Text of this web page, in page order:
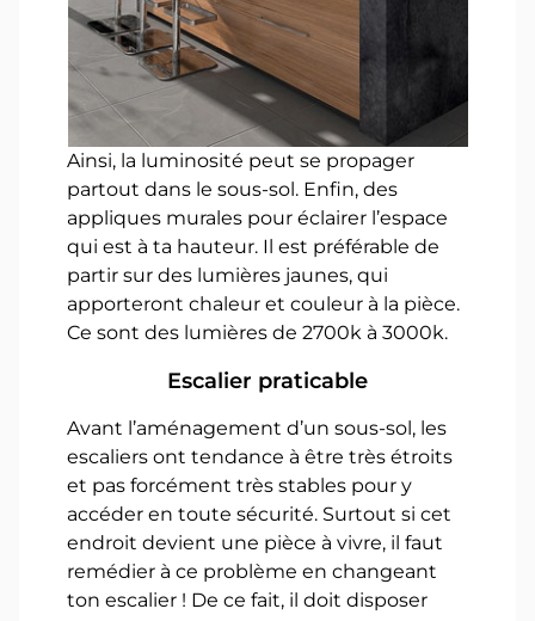
Ainsi, la luminosité peut se propager
partout dans le sous-sol. Enfin, des
appliques murales pour éclairer l’espace
qui est à ta hauteur. Il est préférable de
partir sur des lumières jaunes, qui
apporteront chaleur et couleur à la pièce.
Ce sont des lumières de 2700k à 3000k.
Escalier praticable
Avant l’aménagement d’un sous-sol, les
escaliers ont tendance à être très étroits
et pas forcément très stables pour y
accéder en toute sécurité. Surtout si cet
endroit devient une pièce à vivre, il faut
remédier à ce problème en changeant
ton escalier ! De ce fait, il doit disposer